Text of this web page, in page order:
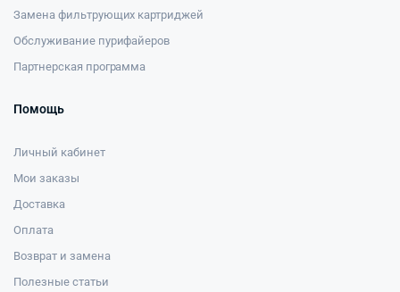
Замена фильтрующих картриджей
Обслуживание пурифайеров
Партнерская программа
Помощь
Личный кабинет
Мои заказы
Доставка
Оплата
Возврат и замена
Полезные статьи